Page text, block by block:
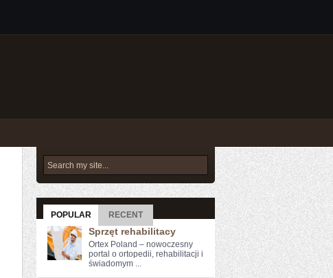
POPULAR RECENT
Sprzęt rehabilitacy
Ortex Poland – nowoczesny
portal o ortopedii, rehabilitacji i
świadomym ...